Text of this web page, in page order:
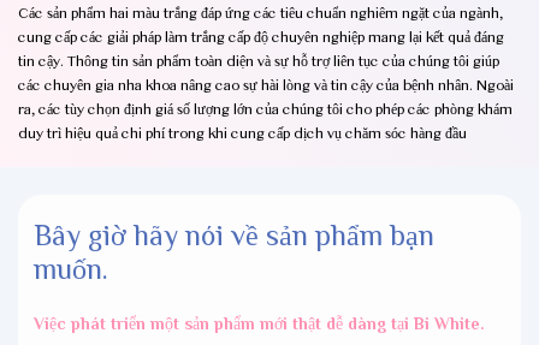
Các sản phẩm hai màu trắng đáp ứng các tiêu chuẩn nghiêm ngặt của ngành,
cung cấp các giải pháp làm trắng cấp độ chuyên nghiệp mang lại kết quả đáng
tin cậy. Thông tin sản phẩm toàn diện và sự hỗ trợ liên tục của chúng tôi giúp
các chuyên gia nha khoa nâng cao sự hài lòng và tin cậy của bệnh nhân. Ngoài
ra, các tùy chọn định giá số lượng lớn của chúng tôi cho phép các phòng khám
duy trì hiệu quả chi phí trong khi cung cấp dịch vụ chăm sóc hàng đầu
Bây giờ hãy nói về sản phẩm bạn
muốn.
Việc phát triển một sản phẩm mới thật dễ dàng tại Bi White.